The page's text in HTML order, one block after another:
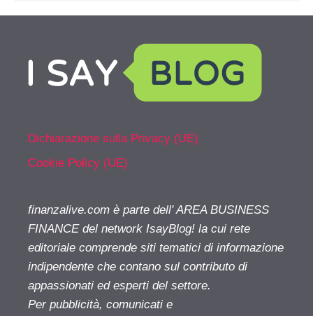
Dichiarazione sulla Privacy (UE)
Cookie Policy (UE)
finanzalive.com è parte dell' AREA BUSINESS
FINANCE del network IsayBlog! la cui rete
editoriale comprende siti tematici di informazione
indipendente che contano sul contributo di
appassionati ed esperti del settore.
Per pubblicità, comunicati e